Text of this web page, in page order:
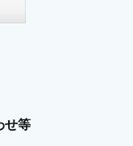
せ等